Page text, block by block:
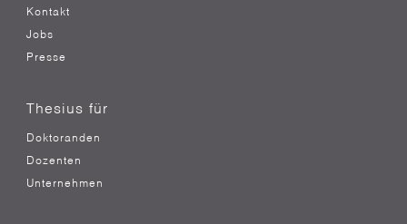
Kontakt
Jobs
Presse
Thesius für
Doktoranden
Dozenten
Unternehmen